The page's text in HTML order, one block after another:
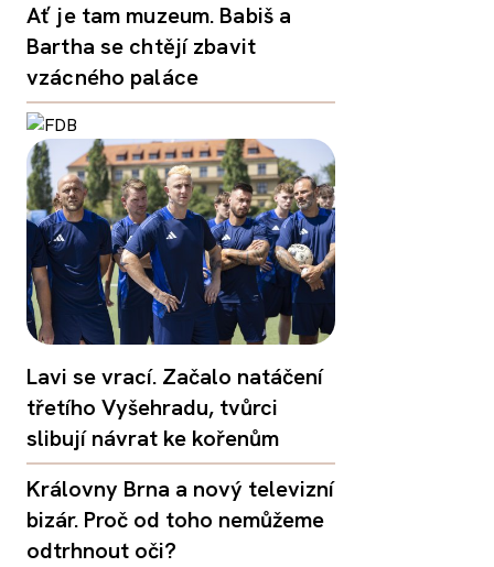
Ať je tam muzeum. Babiš a
Bartha se chtějí zbavit
vzácného paláce
Lavi se vrací. Začalo natáčení
třetího Vyšehradu, tvůrci
slibují návrat ke kořenům
Královny Brna a nový televizní
bizár. Proč od toho nemůžeme
odtrhnout oči?